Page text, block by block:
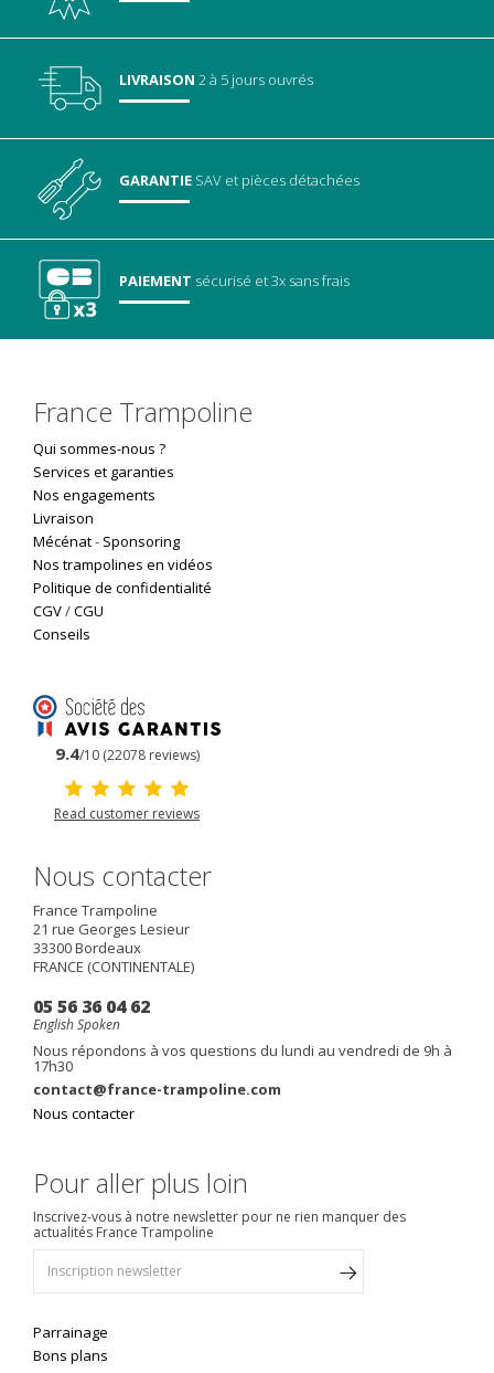
LIVRAISON 2 à 5 jours ouvrés
GARANTIE SAV et pièces détachées
PAIEMENT sécurisé et 3x sans frais
France Trampoline
Qui sommes-nous ?
Services et garanties
Nos engagements
Livraison
Mécénat- Sponsoring
Nos trampolines en vidéos
Politique de confidentialité
CGV/CGU
Conseils
9.4/10 (22078 reviews)
Read customer reviews
Nous contacter
France Trampoline
21 rue Georges Lesieur
33300Bordeaux
FRANCE (CONTINENTALE)
05 56 36 04 62
English Spoken
Nous répondons à vos questions du lundi au vendredi de 9h à
17h30
contact@france-trampoline.com
Nous contacter
Pour aller plus loin
Inscrivez-vous à notre newsletter pour ne rien manquer des
actualités France Trampoline
Parrainage
Bons plans